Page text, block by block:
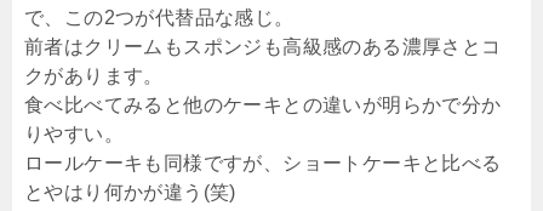
で、この2つが代替品な感じ。
前者はクリームもスポンジも高級感のある濃厚さとコ
クがあります。
食べ比べてみると他のケーキとの違いが明らかで分か
りやすい。
ロールケーキも同様ですが、ショートケーキと比べる
とやはり何かが違う(笑)